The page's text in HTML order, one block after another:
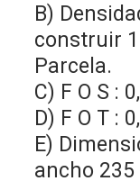
B)
construir
Parcela.
C) F O S :
D) F O T :
E)
ancho